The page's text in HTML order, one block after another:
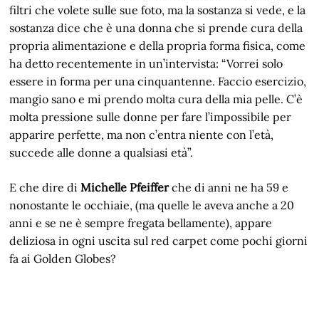
filtri che volete sulle sue foto, ma la sostanza si vede, e la
sostanza dice che è una donna che si prende cura della
propria alimentazione e della propria forma fisica, come
ha detto recentemente in un’intervista: “Vorrei solo
essere in forma per una cinquantenne. Faccio esercizio,
mangio sano e mi prendo molta cura della mia pelle. C’è
molta pressione sulle donne per fare l’impossibile per
apparire perfette, ma non c’entra niente con l’età,
succede alle donne a qualsiasi età”.
E che dire di Michelle Pfeifferche di anni ne ha 59 e
nonostante le occhiaie, (ma quelle le aveva anche a 20
anni e se ne è sempre fregata bellamente), appare
deliziosa in ogni uscita sul red carpet come pochi giorni
fa ai Golden Globes?